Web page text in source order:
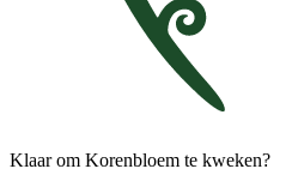
Klaar om Korenbloem te kweken?